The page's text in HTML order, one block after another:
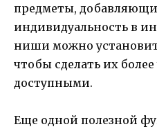
предметы,
индивидуальность в
ниши можно
чтобы сделать их
доступными.
Еще одной полезной